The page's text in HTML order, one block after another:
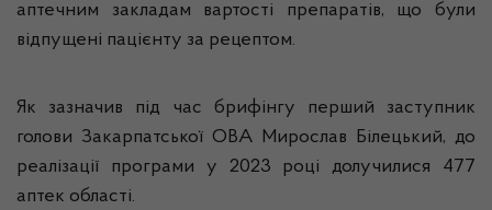
аптечним закладам вартості препаратів, що були
відпущені пацієнту за рецептом.
Як зазначив під час брифінгу перший заступник
голови Закарпатської ОВА Мирослав Білецький, до
реалізації програми у 2023 році долучилися 477
аптек області.